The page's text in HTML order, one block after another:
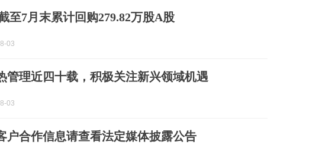
至7月末累计回购279.82万股A股
03
管理近四十载，积极关注新兴领域机遇
03
户合作信息请查看法定媒体披露公告